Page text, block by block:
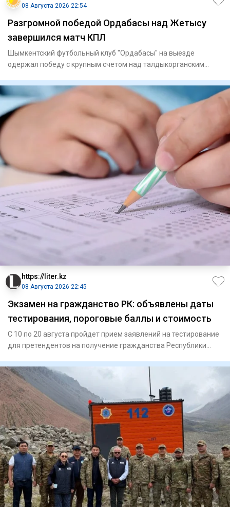
08 Августа 2026 22:54
Разгромной победой Ордабасы над Жетысу
завершился матч КПЛ
Шымкентский футбольный клуб "Ордабасы" на выезде
одержал победу с крупным счетом над талдыкорганским
https://liter.kz
08 Августа 2026 22:45
Экзамен на гражданство РК: объявлены даты
тестирования, пороговые баллы и стоимость
С 10 по 20 августа пройдет прием заявлений на тестирование
для претендентов на получение гражданства Республики